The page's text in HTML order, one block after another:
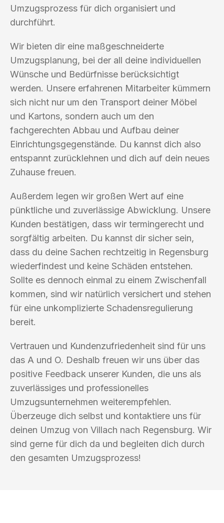
Umzugsprozess für dich organisiert und
durchführt.
Wir bieten dir eine maßgeschneiderte
Umzugsplanung, bei der all deine individuellen
Wünsche und Bedürfnisse berücksichtigt
werden. Unsere erfahrenen Mitarbeiter kümmern
sich nicht nur um den Transport deiner Möbel
und Kartons, sondern auch um den
fachgerechten Abbau und Aufbau deiner
Einrichtungsgegenstände. Du kannst dich also
entspannt zurücklehnen und dich auf dein neues
Zuhause freuen.
Außerdem legen wir großen Wert auf eine
pünktliche und zuverlässige Abwicklung. Unsere
Kunden bestätigen, dass wir termingerecht und
sorgfältig arbeiten. Du kannst dir sicher sein,
dass du deine Sachen rechtzeitig in Regensburg
wiederfindest und keine Schäden entstehen.
Sollte es dennoch einmal zu einem Zwischenfall
kommen, sind wir natürlich versichert und stehen
für eine unkomplizierte Schadensregulierung
bereit.
Vertrauen und Kundenzufriedenheit sind für uns
das A und O. Deshalb freuen wir uns über das
positive Feedback unserer Kunden, die uns als
zuverlässiges und professionelles
Umzugsunternehmen weiterempfehlen.
Überzeuge dich selbst und kontaktiere uns für
deinen Umzug von Villach nach Regensburg. Wir
sind gerne für dich da und begleiten dich durch
den gesamten Umzugsprozess!